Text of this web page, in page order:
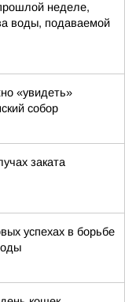
неделе,
воды, подаваемой
«увидеть»
собор
заката
успехах в борьбе